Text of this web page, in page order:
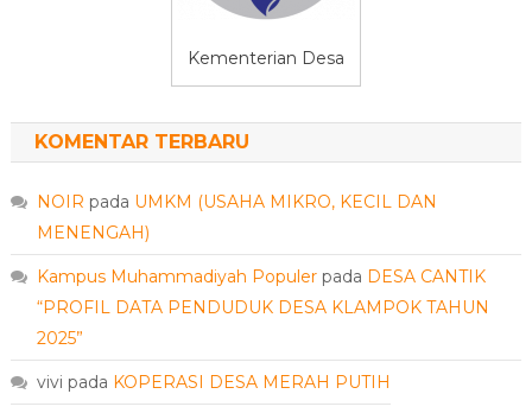
Kementerian Desa
KOMENTAR TERBARU
NOIR pada UMKM (USAHA MIKRO, KECIL DAN
MENENGAH)
Kampus Muhammadiyah Populerpada DESA CANTIK
“PROFIL DATA PENDUDUK DESA KLAMPOK TAHUN
2025”
vivi pada KOPERASI DESA MERAH PUTIH